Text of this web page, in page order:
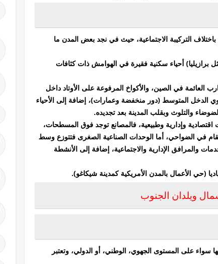
التركيبة الاجتماعية، حيث في نجد بعض المدن ما
برازيليا) أحياء سكنية فقيرة في الهوامش ذات كثافات
العائمة في الصين، والأكواخ المرفوعة على الأوتاد داخل
المتوسط (دور منخفضة وعمارات)، إضافة إلى الأحياء
والتلوث وبقلب المدينة بعد تجديده.
اقتصادية وإدارية وطبيعية، فالمصانع توجد فوق المسطحات،
في الضواحي، أما الوحدات الصناعية الصغرى فتتوزع وسط
والمرافق الإدارية والاجتماعية، إضافة إلى الأنشطة
(حي الأعمال بالمدن الأمريكية كمدينة شيكاغو).
ويلدان الجنوب
على المستوى الجهوي، الوطني، أو الدولي، وتعتبر